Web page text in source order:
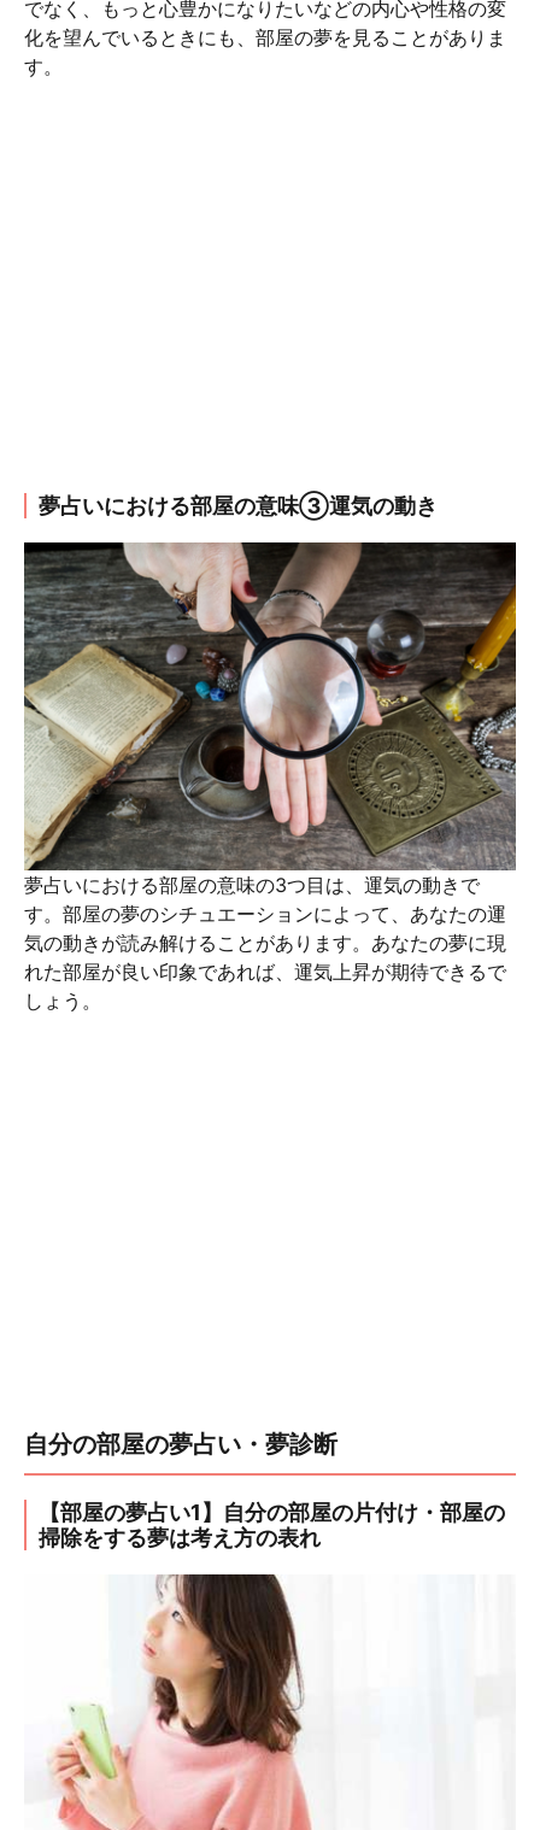
でなく、もっと心豊かになりたいなどの内心や性格の変
化を望んでいるときにも、部屋の夢を見ることがありま
す。
夢占いにおける部屋の意味③運気の動き
夢占いにおける部屋の意味の3つ目は、運気の動きで
す。部屋の夢のシチュエーションによって、あなたの運
気の動きが読み解けることがあります。あなたの夢に現
れた部屋が良い印象であれば、運気上昇が期待できるで
しょう。
自分の部屋の夢占い・夢診断
【部屋の夢占い1】自分の部屋の片付け・部屋の
掃除をする夢は考え方の表れ